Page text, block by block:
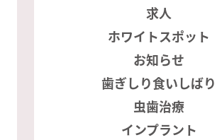
求人
ホワイトスポット
お知らせ
歯ぎしり食いしばり
虫歯治療
インプラント